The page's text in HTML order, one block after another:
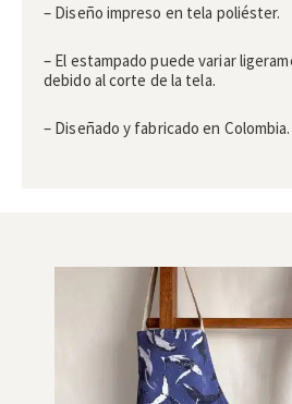
– Diseño impreso en tela poliéster.
– El estampado puede variar
debido al corte de la tela.
– Diseñado y fabricado en Colombia.